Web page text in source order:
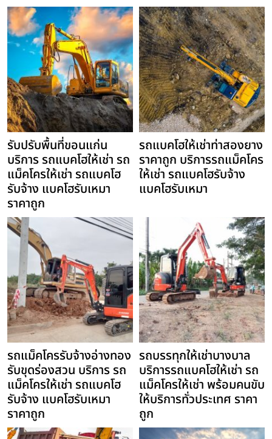
รับปรับพื้นที่ขอนแก่น
บริการ รถแบคโฮให้เช่า รถ
แม็คโครให้เช่า รถแบคโฮ
รับจ้าง แบคโฮรับเหมา
ราคาถูก
รถแบคโฮให้เช่าท่าสองยาง
ราคาถูก บริการรถแม็คโคร
ให้เช่า รถแบคโฮรับจ้าง
แบคโฮรับเหมา
รถแม็คโครรับจ้างอ่างทอง
รับขุดร่องสวน บริการ รถ
แม็คโครให้เช่า รถแบคโฮ
รับจ้าง แบคโฮรับเหมา
ราคาถูก
รถบรรทุกให้เช่าบางบาล
บริการรถแบคโฮให้เช่า รถ
แม็คโครให้เช่า พร้อมคนขับ
ให้บริการทั่วประเทศ ราคา
ถูก